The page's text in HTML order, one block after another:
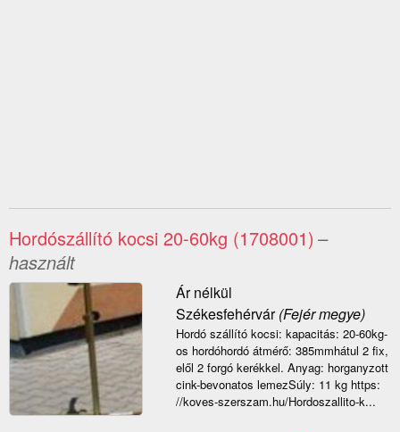
Hordószállító kocsi 20-60kg (1708001) –
használt
Ár nélkül
Székesfehérvár(Fejér megye)
Hordó szállító kocsi: kapacitás: 20-60kg-
os hordóhordó átmérő: 385mmhátul 2 fix,
elől 2 forgó kerékkel. Anyag: horganyzott
cink-bevonatos lemezSúly: 11 kg https:
//koves-szerszam.hu/Hordoszallito-k...